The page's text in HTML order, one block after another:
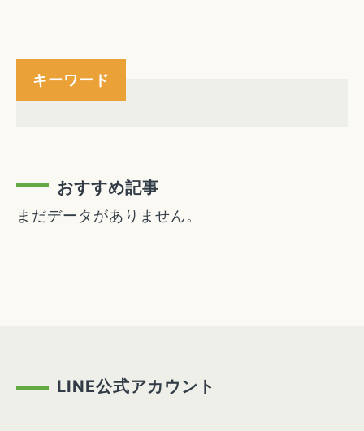
キーワード
おすすめ記事
まだデータがありません。
LINE公式アカウント